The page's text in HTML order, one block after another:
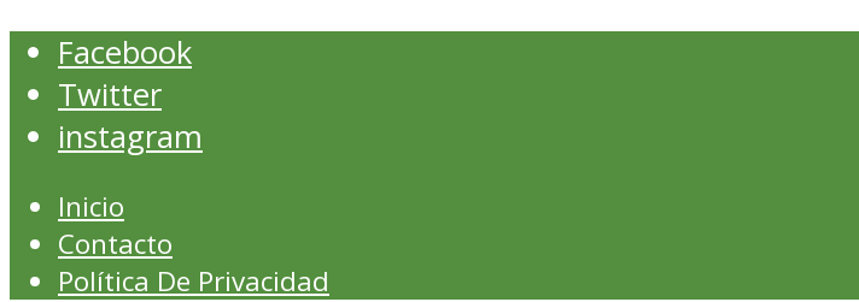
Facebook
Twitter
instagram
Inicio
Contacto
Política De Privacidad